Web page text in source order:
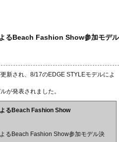
るBeach Fashion Show参加モデル
新され、8/17のEDGE STYLEモデルによ
が発表されました。
るBeach Fashion Show
るBeach Fashion Show参加モデル決